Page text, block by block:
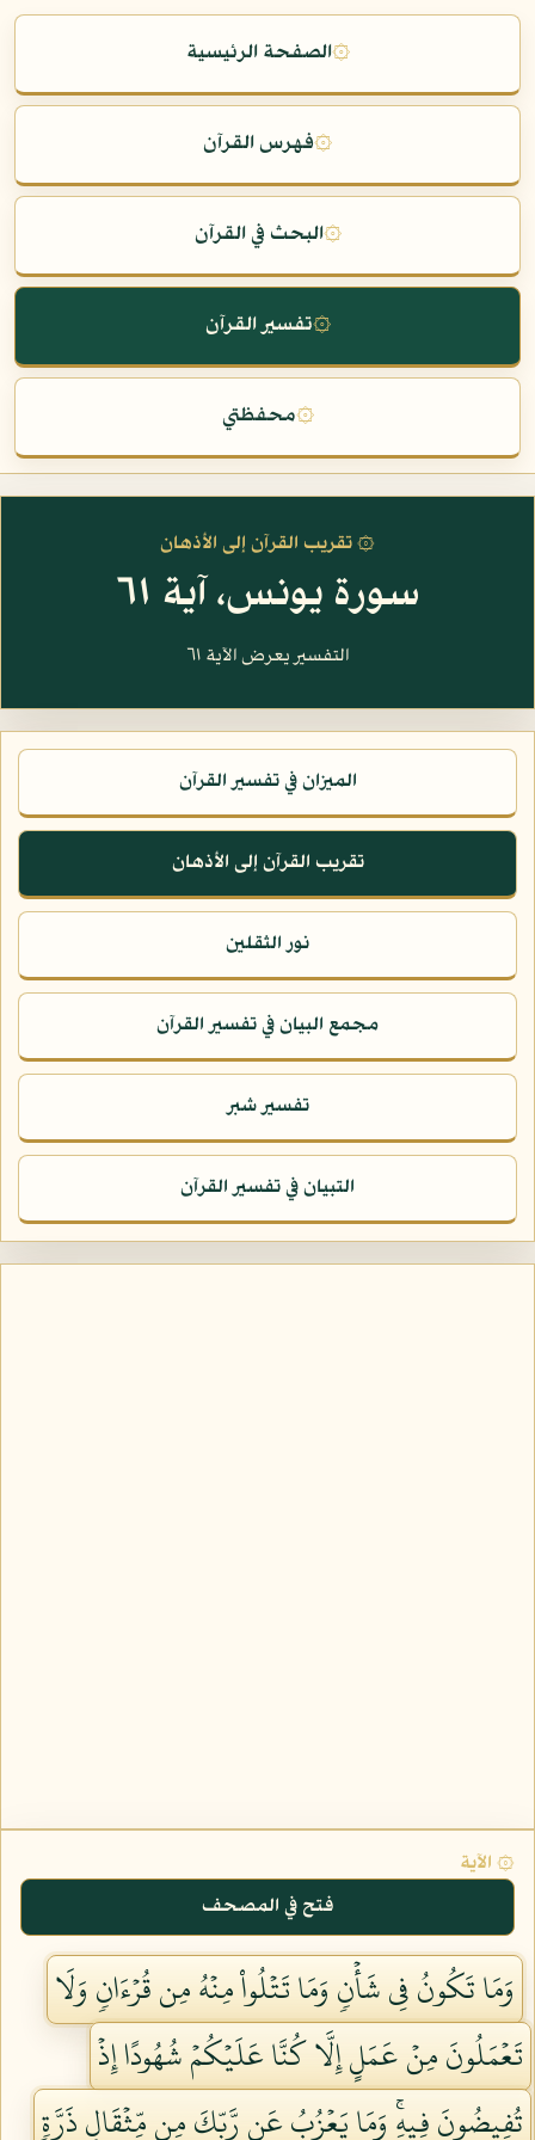
۞الصفحة الرئيسية
۞فهرس القرآن
۞البحث في القرآن
۞تفسير القرآن
۞محفظتي
۞ تقريب القرآن إلى الأذهان
سورة يونس، آية ٦١
التفسير يعرض الآية ٦١
الميزان في تفسير القرآن
تقريب القرآن إلى الأذهان
نور الثقلين
مجمع البيان في تفسير القرآن
تفسير شبر
التبيان في تفسير القرآن
۞ الآية
فتح في المصحف
وَمَا تَكُونُ فِي شَأۡنٖ وَمَا تَتۡلُواْ مِنۡهُ مِن قُرۡءَانٖ وَلَا
تَعۡمَلُونَ مِنۡ عَمَلٍ إِلَّا كُنَّا عَلَيۡكُمۡ شُهُودًا إِذۡ
تُفِيضُونَ فِيهِۚ وَمَا يَعۡزُبُ عَن رَّبِّكَ مِن مِّثۡقَالِ ذَرَّةٖ